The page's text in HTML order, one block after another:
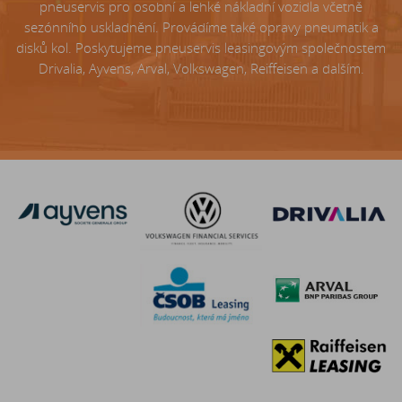
pneuservis pro osobní a lehké nákladní vozidla včetně
sezónního uskladnění. Provádíme také opravy pneumatik a
disků kol. Poskytujeme pneuservis leasingovým společnostem
Drivalia, Ayvens, Arval, Volkswagen, Reiffeisen a dalším.